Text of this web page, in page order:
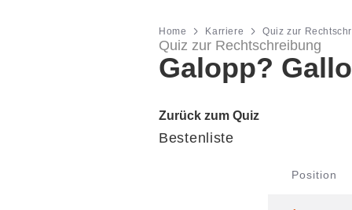
Home Karriere Quiz zur
Quiz zur Rechtschreibung
Galopp?
Zurück zum Quiz
Bestenliste
Position